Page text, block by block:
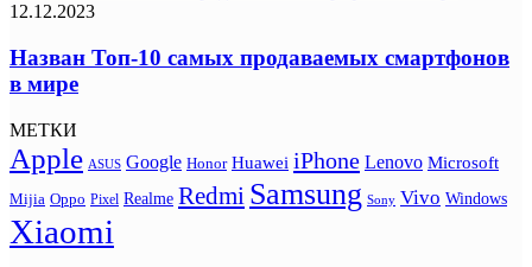
12.12.2023
Назван Топ-10 самых продаваемых смартфонов
в мире
МЕТКИ
Apple ASUS Google Honor Huawei iPhone Lenovo Microsoft
Mijia Oppo Pixel Realme Redmi Samsung Sony Vivo Windows
Xiaomi